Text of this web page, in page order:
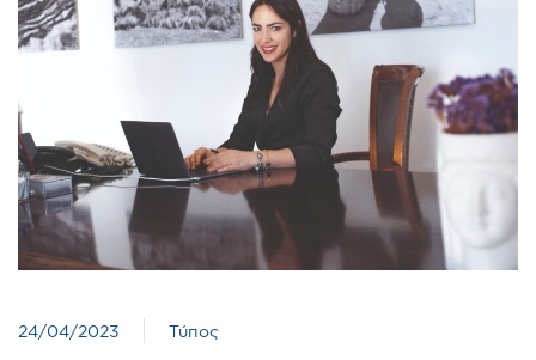
24/04/2023 Τύπος